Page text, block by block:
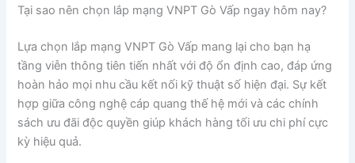
Tại sao nên chọn lắp mạng VNPT Gò Vấp ngay hôm nay?
Lựa chọn lắp mạng VNPT Gò Vấp mang lại cho bạn hạ
tầng viễn thông tiên tiến nhất với độ ổn định cao, đáp ứng
hoàn hảo mọi nhu cầu kết nối kỹ thuật số hiện đại. Sự kết
hợp giữa công nghệ cáp quang thế hệ mới và các chính
sách ưu đãi độc quyền giúp khách hàng tối ưu chi phí cực
kỳ hiệu quả.